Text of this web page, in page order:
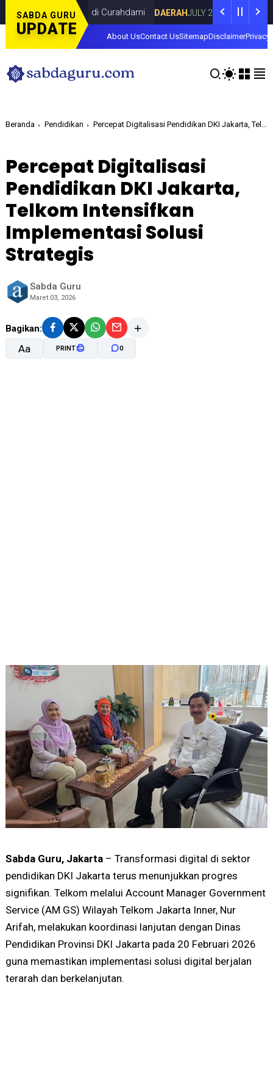
SABDA GURU
UPDATE
Dina Lorenza di Curahdami DAERAHJULY 20, 2026 Fokus
About UsContact UsSitemapDisclaimerPrivacy
Beranda Pendidikan Percepat Digitalisasi Pendidikan DKI Jakarta, Telkom Intensifkan Implementasi Solusi Strategis
Percepat Digitalisasi
Pendidikan DKI Jakarta,
Telkom Intensifkan
Implementasi Solusi
Strategis
Sabda Guru
Maret 03, 2026
Bagikan:
Aa PRINT 0
Sabda Guru, Jakarta– Transformasi digital di sektor
pendidikan DKI Jakarta terus menunjukkan progres
signifikan. Telkom melalui Account Manager Government
Service (AM GS) Wilayah Telkom Jakarta Inner, Nur
Arifah, melakukan koordinasi lanjutan dengan Dinas
Pendidikan Provinsi DKI Jakarta pada 20 Februari 2026
guna memastikan implementasi solusi digital berjalan
terarah dan berkelanjutan.